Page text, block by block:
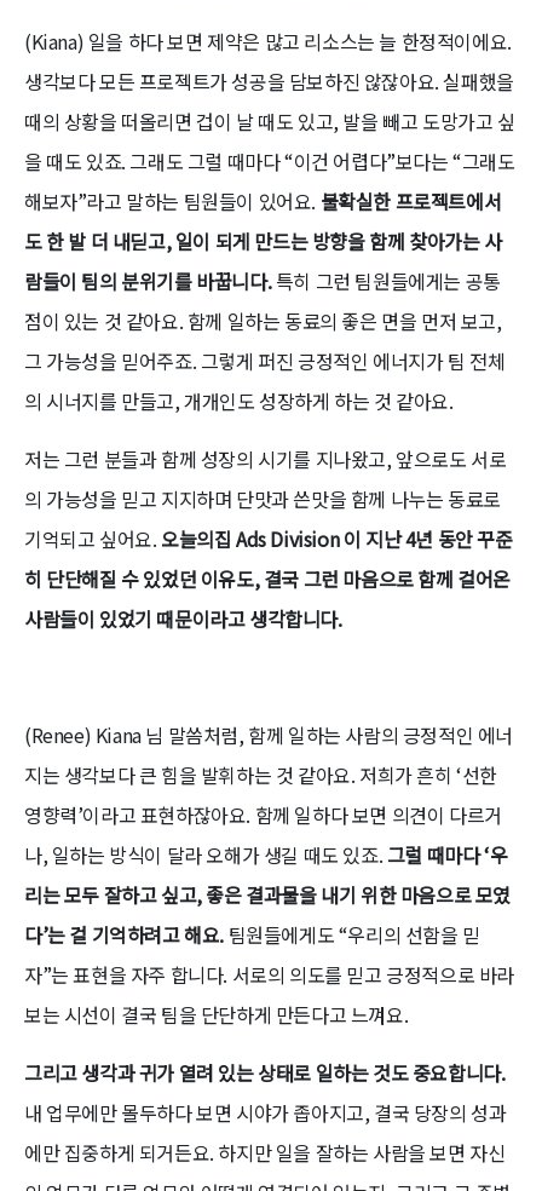
(Kiana) 일을 하다 보면 제약은 많고 리소스는 늘 한정적이에요.
생각보다 모든 프로젝트가 성공을 담보하진 않잖아요. 실패했을
때의 상황을 떠올리면 겁이 날 때도 있고, 발을 빼고 도망가고 싶
을 때도 있죠. 그래도 그럴 때마다 “이건 어렵다”보다는 “그래도
해보자”라고 말하는 팀원들이 있어요. 불확실한 프로젝트에서
도 한 발 더 내딛고, 일이 되게 만드는 방향을 함께 찾아가는 사
람들이 팀의 분위기를 바꿉니다.특히 그런 팀원들에게는 공통
점이 있는 것 같아요. 함께 일하는 동료의 좋은 면을 먼저 보고,
그 가능성을 믿어주죠. 그렇게 퍼진 긍정적인 에너지가 팀 전체
의 시너지를 만들고, 개개인도 성장하게 하는 것 같아요.
저는 그런 분들과 함께 성장의 시기를 지나왔고, 앞으로도 서로
의 가능성을 믿고 지지하며 단맛과 쓴맛을 함께 나누는 동료로
기억되고 싶어요. 오늘의집 Ads Division 이 지난 4년 동안 꾸준
히 단단해질 수 있었던 이유도, 결국 그런 마음으로 함께 걸어온
사람들이 있었기 때문이라고 생각합니다.
(Renee) Kiana 님 말씀처럼, 함께 일하는 사람의 긍정적인 에너
지는 생각보다 큰 힘을 발휘하는 것 같아요. 저희가 흔히 ‘선한
영향력’이라고 표현하잖아요. 함께 일하다 보면 의견이 다르거
나, 일하는 방식이 달라 오해가 생길 때도 있죠. 그럴 때마다 ‘우
리는 모두 잘하고 싶고, 좋은 결과물을 내기 위한 마음으로 모였
다’는 걸 기억하려고 해요. 팀원들에게도 “우리의 선함을 믿
자”는 표현을 자주 합니다. 서로의 의도를 믿고 긍정적으로 바라
보는 시선이 결국 팀을 단단하게 만든다고 느껴요.
그리고 생각과 귀가 열려 있는 상태로 일하는 것도 중요합니다.
내 업무에만 몰두하다 보면 시야가 좁아지고, 결국 당장의 성과
에만 집중하게 되거든요. 하지만 일을 잘하는 사람을 보면 자신